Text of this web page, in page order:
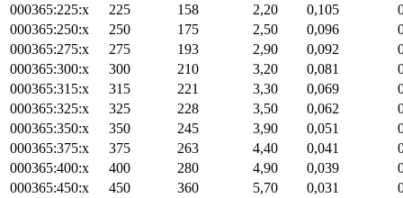
000365:225:x
225 158 2,20 0,105
000365:250:x
250 175 2,50 0,096
000365:275:x
275 193 2,90 0,092
000365:300:x
300 210 3,20 0,081
000365:315:x
315 221 3,30 0,069
000365:325:x
325 228 3,50 0,062
000365:350:x
350 245 3,90 0,051
000365:375:x
375 263 4,40 0,041
000365:400:x
400 280 4,90 0,039
000365:450:x
450 360 5,70 0,031